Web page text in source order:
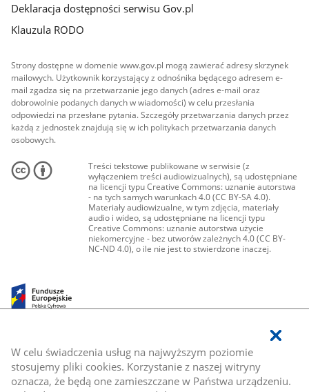
W celu świadczenia usług na najwyższym poziomie
stosujemy pliki cookies. Korzystanie z naszej witryny
oznacza, że będą one zamieszczane w Państwa urządzeniu.
Deklaracja dostępności serwisu Gov.pl
Klauzula RODO
Strony dostępne w domenie www.gov.pl mogą zawierać adresy skrzynek
mailowych. Użytkownik korzystający z odnośnika będącego adresem e-
mail zgadza się na przetwarzanie jego danych (adres e-mail oraz
dobrowolnie podanych danych w wiadomości) w celu przesłania
odpowiedzi na przesłane pytania. Szczegóły przetwarzania danych przez
każdą z jednostek znajdują się w ich politykach przetwarzania danych
osobowych.
Treści tekstowe publikowane w serwisie (z
wyłączeniem treści audiowizualnych), są udostępniane
na licencji typu Creative Commons: uznanie autorstwa
- na tych samych warunkach 4.0 (CC BY-SA 4.0).
Materiały audiowizualne, w tym zdjęcia, materiały
audio i wideo, są udostępniane na licencji typu
Creative Commons: uznanie autorstwa użycie
niekomercyjne - bez utworów zależnych 4.0 (CC BY-
NC-ND 4.0), o ile nie jest to stwierdzone inaczej.